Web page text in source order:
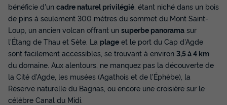
bénéficie d'un cadre naturel privilégié , étant niché dans un bois
de pins à seulement 300 mètres du sommet du Mont Saint-
Loup, un ancien volcan offrant un superbe panorama sur
l'Étang de Thau et Sète. La plage et le port du Cap d'Agde
sont facilement accessibles, se trouvant à environ 3,5 à 4 km
du domaine. Aux alentours, ne manquez pas la découverte de
la Cité d'Agde, les musées (Agathois et de l'Éphèbe), la
Réserve naturelle du Bagnas, ou encore une croisière sur le
célèbre Canal du Midi.